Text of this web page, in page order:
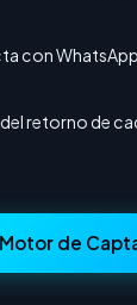
con WhatsApp
retorno de
de